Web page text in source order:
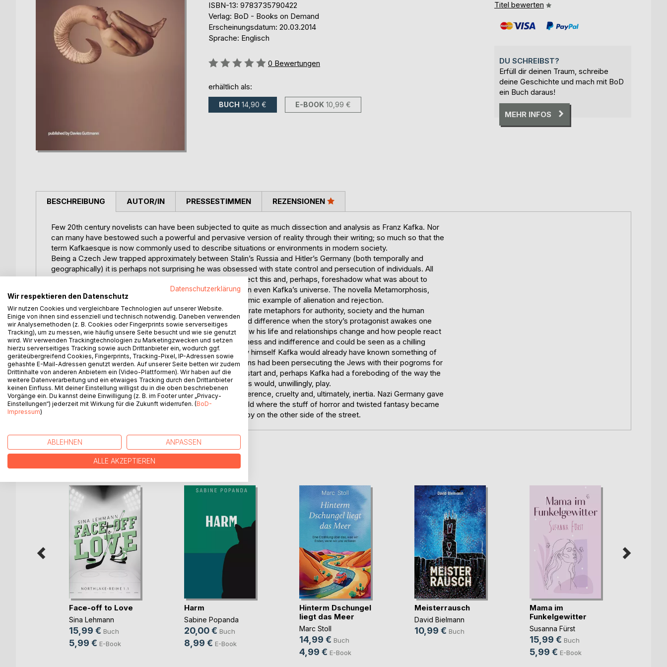
ISBN-13: 9783735790422
Verlag: BoD - Books on Demand
Erscheinungsdatum: 20.03.2014
Sprache: Englisch
Bewertung::
0 Bewertungen
erhältlich als:
BUCH 14,90 € E-BOOK 10,99 €
Titel bewerten
DU SCHREIBST?
Erfüll dir deinen Traum, schreibe
deine Geschichte und mach mit BoD
ein Buch daraus!
MEHR INFOS
BESCHREIBUNG
Few 20th century novelists can have been subjected to quite as much dissection and analysis as Franz Kafka. Nor
can many have bestowed such a powerful and pervasive version of reality through their writing; so much so that the
term Kafkaesque is now commonly used to describe situations or environments in modern society.
Being a Czech Jew trapped approximately between Stalin’s Russia and Hitler’s Germany (both temporally and
geographically) it is perhaps not surprising he was obsessed with state control and persecution of individuals. All
three of his novels, The Trial, The Castle and Amerika reflect this and, perhaps, foreshadow what was about to
happen in a world that became even more nightmarish than even Kafka’s universe. The novella Metamorphosis,
arguably his most famous work, looks at a more microcosmic example of alienation and rejection.
All of Kafka’s writings are hugely allegorical devising elaborate metaphors for authority, society and the human
condition. In Metamorphosis the metaphor is for illness and difference when the story’s protagonist awakes one
morning to find himself transformed into a giant insect. How his life and relationships change and how people react
to him over a period of time is a parable of human callousness and indifference and could be seen as a chilling
precursor to the Holocaust and Stalin’s terror. Being a Jew himself Kafka would already have known something of
anti-Semitism and discrimination, even hatred. The Russians had been persecuting the Jews with their pogroms for
centuries; the German attempt at genocide was about to start and, perhaps Kafka had a foreboding of the way the
world was heading and the tragic and pivotal role that Jews would, unwillingly, play.
Metamorphosis stands as a fascinating exploration of difference, cruelty and, ultimately, inertia. Nazi Germany gave
it an unlooked for and terrible manifestation in the real world where the stuff of horror and twisted fantasy became
sickening reality for many, while others denied or passed by on the other side of the street.
AUTOR/IN PRESSESTIMMEN REZENSIONEN
WEITERE TITEL BEI
Face-off to Love
Sina Lehmann
15,99 € Buch
5,99 € E-Book
Harm
Sabine Popanda
20,00 € Buch
8,99 € E-Book
Hinterm Dschungel
liegt das Meer
Marc Stoll
14,99 € Buch
4,99 € E-Book
Meisterrausch
David Bielmann
10,99 € Buch
Mama im
Funkelgewitter
Susanna Fürst
15,99 € Buch
5,99 € E-Book
Datenschutzerklärung
Wir respektieren den Datenschutz
Wir nutzen Cookies und vergleichbare Technologien auf unserer Website.
Einige von ihnen sind essenziell und technisch notwendig. Daneben verwenden
wir Analysemethoden (z. B. Cookies oder Fingerprints sowie serverseitiges
Tracking), um zu messen, wie häufig unsere Seite besucht und wie sie genutzt
wird. Wir verwenden Trackingtechnologien zu Marketingzwecken und setzen
hierzu serverseitiges Tracking sowie auch Drittanbieter ein, wodurch ggf.
geräteübergreifend Cookies, Fingerprints, Tracking-Pixel, IP-Adressen sowie
gehashte E-Mail-Adressen genutzt werden. Auf unserer Seite betten wir zudem
Drittinhalte von anderen Anbietern ein (Video-Plattformen). Wir haben auf die
weitere Datenverarbeitung und ein etwaiges Tracking durch den Drittanbieter
keinen Einfluss. Mit deiner Einstellung willigst du in die oben beschriebenen
Vorgänge ein. Du kannst deine Einwilligung (z. B. im Footer unter „Privacy-
Einstellungen“) jederzeit mit Wirkung für die Zukunft widerrufen. (BoD-
Impressum)
ABLEHNEN ANPASSEN
ALLE AKZEPTIEREN